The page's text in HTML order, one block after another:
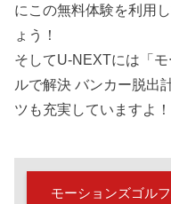
にこの無料体験を利用
ょう！
そしてU-NEXTには「
ルで解決 バンカー脱出
ツも充実していますよ！
モーションズゴル